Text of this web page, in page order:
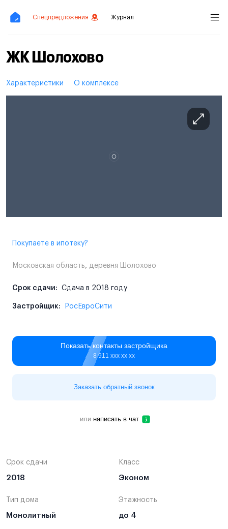
Спецпредложения Журнал
ЖК Шолохово
Характеристики О комплексе
Покупаете в ипотеку?
Московская область, деревня Шолохово
Срок сдачи: Сдача в 2018 году
Застройщик: РосЕвроСити
Показать контакты застройщика
8 911 ххх хх хх
Заказать обратный звонок
или написать в чат
Срок сдачи
2018
Класс
Эконом
Тип дома
Монолитный
Этажность
до 4